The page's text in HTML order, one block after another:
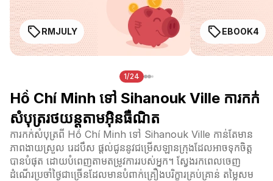
RMJULY EBOOK4
1/24
Hồ Chí Minh ទៅ Sihanouk Ville ការកក់
សំបុត្ររថយន្តតាមអ៊ិនធឺណិត
ការកក់សំបុត្រពី Hồ Chí Minh ទៅ Sihanouk Ville កាន់តែមាន
ភាពងាយស្រួល រេដបឹស ផ្តល់ជូននូវជម្រើសឡានក្រុងដែលអាចទុកចិត្ត
បានបំផុត ដោយបំពេញតាមតម្រូវការរបស់អ្នក។ ស្វែងរកពេលចេញ
ដំណើរប្រចាំថ្ងៃជាច្រើនដែលមានបំពាក់គ្រឿងបរិក្ខារគ្រប់គ្រាន់ តម្លៃសម